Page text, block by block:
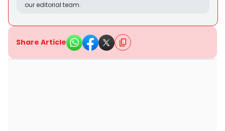
our editorial team.
Share Article